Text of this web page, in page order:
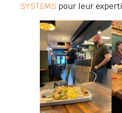
SYSTEMS pour leur